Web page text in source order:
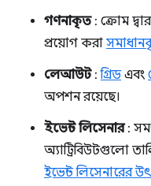
গণনাকৃত: ক্রোম
প্রয়োগ করা
লেআউট:গ্রিডএবং
অপশন রয়েছে।
ইভেন্ট লিসেনার:
অ্যাট্রিবিউটগুলো
ইভেন্ট লিসেনারের